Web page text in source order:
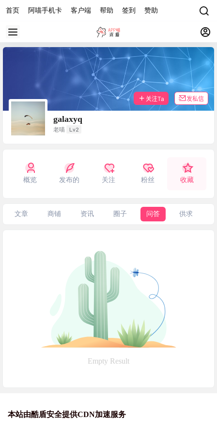
首页 阿喵手机卡 客户端 帮助 签到 赞助
galaxyq
老喵 Lv2
关注Ta 发私信
概览 发布的 关注 粉丝 收藏
文章 商铺 资讯 圈子 问答 供求
Empty Result
本站由酷盾安全提供CDN加速服务